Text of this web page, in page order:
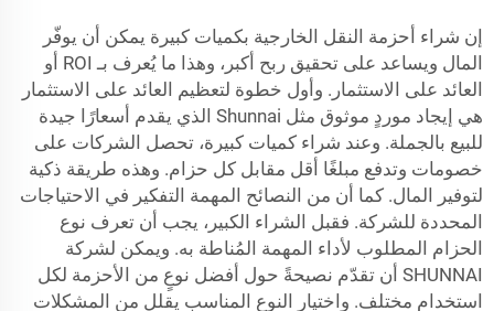
إن شراء أحزمة النقل الخارجية بكميات كبيرة يمكن أن يوفّر
المال ويساعد على تحقيق ربح أكبر، وهذا ما يُعرف بـ ROI أو
العائد على الاستثمار. وأول خطوة لتعظيم العائد على الاستثمار
هي إيجاد موردٍ موثوق مثل Shunnai الذي يقدم أسعارًا جيدة
للبيع بالجملة. وعند شراء كميات كبيرة، تحصل الشركات على
خصومات وتدفع مبلغًا أقل مقابل كل حزام. وهذه طريقة ذكية
لتوفير المال. كما أن من النصائح المهمة التفكير في الاحتياجات
المحددة للشركة. فقبل الشراء الكبير، يجب أن تعرف نوع
الحزام المطلوب لأداء المهمة المُناطة به. ويمكن لشركة
SHUNNAI أن تقدّم نصيحةً حول أفضل نوعٍ من الأحزمة لكل
استخدامٍ مختلف. واختيار النوع المناسب يقلل من المشكلات